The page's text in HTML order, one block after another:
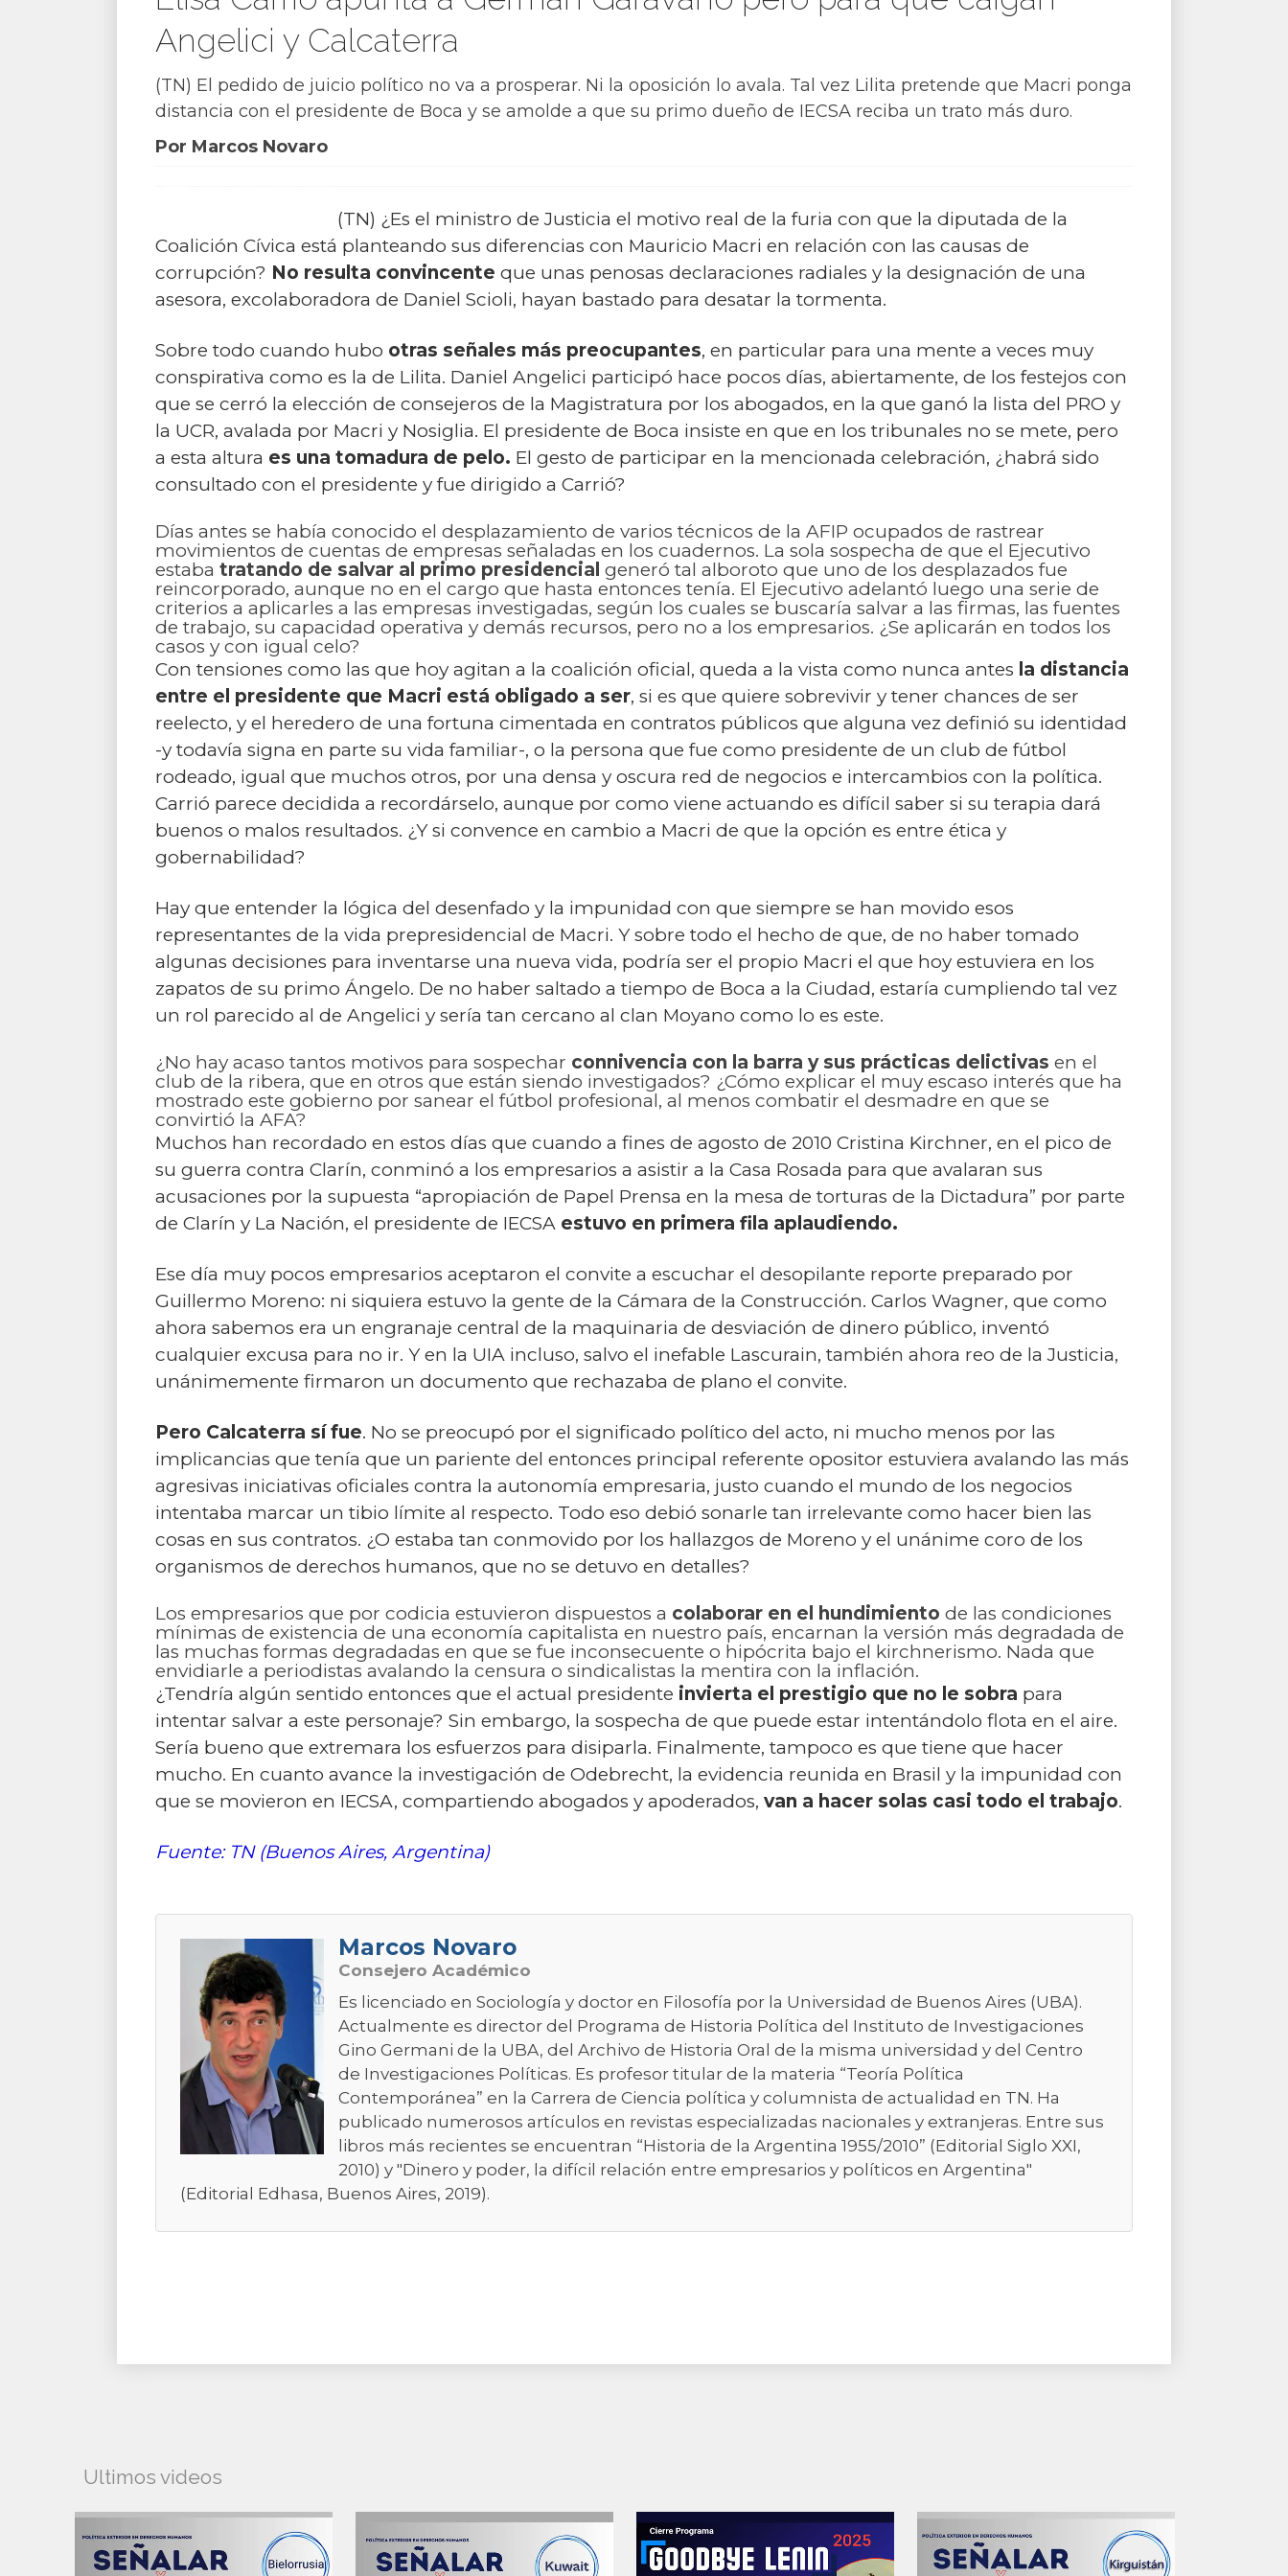
Angelici y Calcaterra
(TN) El pedido de juicio político no va a prosperar. Ni la oposición lo avala. Tal vez Lilita pretende que Macri ponga
distancia con el presidente de Boca y se amolde a que su primo dueño de IECSA reciba un trato más duro.
Por Marcos Novaro
(TN) ¿Es el ministro de Justicia el motivo real de la furia con que la diputada de la
Coalición Cívica está planteando sus diferencias con Mauricio Macri en relación con las causas de
corrupción? No resulta convincente que unas penosas declaraciones radiales y la designación de una
asesora, excolaboradora de Daniel Scioli, hayan bastado para desatar la tormenta.
Sobre todo cuando hubo otras señales más preocupantes, en particular para una mente a veces muy
conspirativa como es la de Lilita. Daniel Angelici participó hace pocos días, abiertamente, de los festejos con
que se cerró la elección de consejeros de la Magistratura por los abogados, en la que ganó la lista del PRO y
la UCR, avalada por Macri y Nosiglia. El presidente de Boca insiste en que en los tribunales no se mete, pero
a esta altura es una tomadura de pelo. El gesto de participar en la mencionada celebración, ¿habrá sido
consultado con el presidente y fue dirigido a Carrió?
Días antes se había conocido el desplazamiento de varios técnicos de la AFIP ocupados de rastrear
movimientos de cuentas de empresas señaladas en los cuadernos. La sola sospecha de que el Ejecutivo
estaba tratando de salvar al primo presidencial generó tal alboroto que uno de los desplazados fue
reincorporado, aunque no en el cargo que hasta entonces tenía. El Ejecutivo adelantó luego una serie de
criterios a aplicarles a las empresas investigadas, según los cuales se buscaría salvar a las firmas, las fuentes
de trabajo, su capacidad operativa y demás recursos, pero no a los empresarios. ¿Se aplicarán en todos los
casos y con igual celo?
Con tensiones como las que hoy agitan a la coalición oficial, queda a la vista como nunca antes la distancia
entre el presidente que Macri está obligado a ser, si es que quiere sobrevivir y tener chances de ser
reelecto, y el heredero de una fortuna cimentada en contratos públicos que alguna vez definió su identidad
-y todavía signa en parte su vida familiar-, o la persona que fue como presidente de un club de fútbol
rodeado, igual que muchos otros, por una densa y oscura red de negocios e intercambios con la política.
Carrió parece decidida a recordárselo, aunque por como viene actuando es difícil saber si su terapia dará
buenos o malos resultados. ¿Y si convence en cambio a Macri de que la opción es entre ética y
gobernabilidad?
Hay que entender la lógica del desenfado y la impunidad con que siempre se han movido esos
representantes de la vida prepresidencial de Macri. Y sobre todo el hecho de que, de no haber tomado
algunas decisiones para inventarse una nueva vida, podría ser el propio Macri el que hoy estuviera en los
zapatos de su primo Ángelo. De no haber saltado a tiempo de Boca a la Ciudad, estaría cumpliendo tal vez
un rol parecido al de Angelici y sería tan cercano al clan Moyano como lo es este.
¿No hay acaso tantos motivos para sospechar connivencia con la barra y sus prácticas delictivas en el
club de la ribera, que en otros que están siendo investigados? ¿Cómo explicar el muy escaso interés que ha
mostrado este gobierno por sanear el fútbol profesional, al menos combatir el desmadre en que se
convirtió la AFA?
Muchos han recordado en estos días que cuando a fines de agosto de 2010 Cristina Kirchner, en el pico de
su guerra contra Clarín, conminó a los empresarios a asistir a la Casa Rosada para que avalaran sus
acusaciones por la supuesta “apropiación de Papel Prensa en la mesa de torturas de la Dictadura” por parte
de Clarín y La Nación, el presidente de IECSA estuvo en primera fila aplaudiendo.
Ese día muy pocos empresarios aceptaron el convite a escuchar el desopilante reporte preparado por
Guillermo Moreno: ni siquiera estuvo la gente de la Cámara de la Construcción. Carlos Wagner, que como
ahora sabemos era un engranaje central de la maquinaria de desviación de dinero público, inventó
cualquier excusa para no ir. Y en la UIA incluso, salvo el inefable Lascurain, también ahora reo de la Justicia,
unánimemente firmaron un documento que rechazaba de plano el convite.
Pero Calcaterra sí fue. No se preocupó por el significado político del acto, ni mucho menos por las
implicancias que tenía que un pariente del entonces principal referente opositor estuviera avalando las más
agresivas iniciativas oficiales contra la autonomía empresaria, justo cuando el mundo de los negocios
intentaba marcar un tibio límite al respecto. Todo eso debió sonarle tan irrelevante como hacer bien las
cosas en sus contratos. ¿O estaba tan conmovido por los hallazgos de Moreno y el unánime coro de los
organismos de derechos humanos, que no se detuvo en detalles?
Los empresarios que por codicia estuvieron dispuestos a colaborar en el hundimiento de las condiciones
mínimas de existencia de una economía capitalista en nuestro país, encarnan la versión más degradada de
las muchas formas degradadas en que se fue inconsecuente o hipócrita bajo el kirchnerismo. Nada que
envidiarle a periodistas avalando la censura o sindicalistas la mentira con la inflación.
¿Tendría algún sentido entonces que el actual presidente invierta el prestigio que no le sobra para
intentar salvar a este personaje? Sin embargo, la sospecha de que puede estar intentándolo flota en el aire.
Sería bueno que extremara los esfuerzos para disiparla. Finalmente, tampoco es que tiene que hacer
mucho. En cuanto avance la investigación de Odebrecht, la evidencia reunida en Brasil y la impunidad con
que se movieron en IECSA, compartiendo abogados y apoderados, van a hacer solas casi todo el trabajo.
Fuente: TN (Buenos Aires, Argentina)
Marcos Novaro
Consejero Académico
Es licenciado en Sociología y doctor en Filosofía por la Universidad de Buenos Aires (UBA).
Actualmente es director del Programa de Historia Política del Instituto de Investigaciones
Gino Germani de la UBA, del Archivo de Historia Oral de la misma universidad y del Centro
de Investigaciones Políticas. Es profesor titular de la materia “Teoría Política
Contemporánea” en la Carrera de Ciencia política y columnista de actualidad en TN. Ha
publicado numerosos artículos en revistas especializadas nacionales y extranjeras. Entre sus
libros más recientes se encuentran “Historia de la Argentina 1955/2010” (Editorial Siglo XXI,
2010) y "Dinero y poder, la difícil relación entre empresarios y políticos en Argentina"
(Editorial Edhasa, Buenos Aires, 2019).
Ultimos videos